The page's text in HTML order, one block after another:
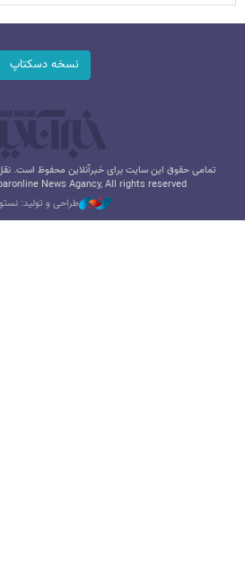
نسخه دسکتاپ
تمامی حقوق این سایت برای خبرآنلاین محفوظ است.
News Agancy, All rights reserved
طراحی و تولید: